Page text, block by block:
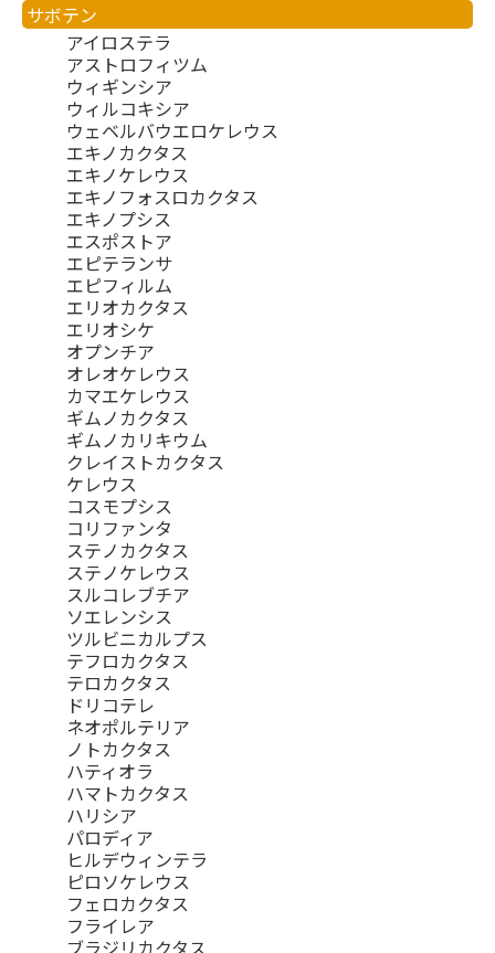
サボテン
アイロステラ
アストロフィツム
ウィギンシア
ウィルコキシア
ウェベルバウエロケレウス
エキノカクタス
エキノケレウス
エキノフォスロカクタス
エキノプシス
エスポストア
エピテランサ
エピフィルム
エリオカクタス
エリオシケ
オプンチア
オレオケレウス
カマエケレウス
ギムノカクタス
ギムノカリキウム
クレイストカクタス
ケレウス
コスモプシス
コリファンタ
ステノカクタス
ステノケレウス
スルコレブチア
ソエレンシス
ツルビニカルプス
テフロカクタス
テロカクタス
ドリコテレ
ネオポルテリア
ノトカクタス
ハティオラ
ハマトカクタス
ハリシア
パロディア
ヒルデウィンテラ
ピロソケレウス
フェロカクタス
フライレア
ブラジリカクタス